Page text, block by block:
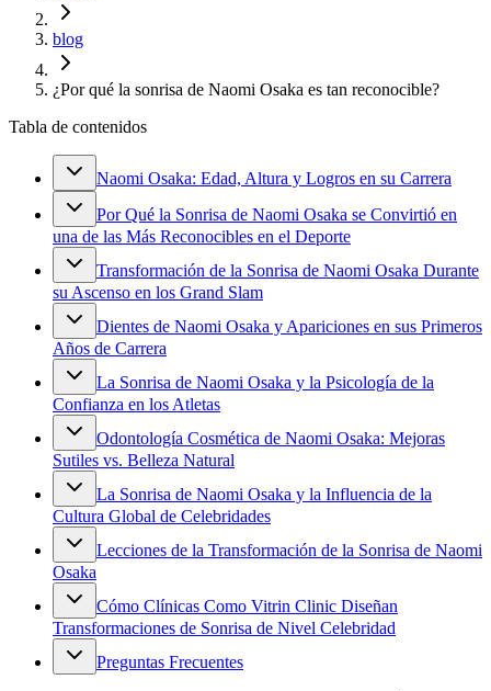
blog
¿Por qué la sonrisa de Naomi Osaka es tan reconocible?
Tabla de contenidos
Naomi Osaka: Edad, Altura y Logros en su Carrera
Por Qué la Sonrisa de Naomi Osaka se Convirtió en
una de las Más Reconocibles en el Deporte
Transformación de la Sonrisa de Naomi Osaka Durante
su Ascenso en los Grand Slam
Dientes de Naomi Osaka y Apariciones en sus Primeros
Años de Carrera
La Sonrisa de Naomi Osaka y la Psicología de la
Confianza en los Atletas
Odontología Cosmética de Naomi Osaka: Mejoras
Sutiles vs. Belleza Natural
La Sonrisa de Naomi Osaka y la Influencia de la
Cultura Global de Celebridades
Lecciones de la Transformación de la Sonrisa de Naomi
Osaka
Cómo Clínicas Como Vitrin Clinic Diseñan
Transformaciones de Sonrisa de Nivel Celebridad
Preguntas Frecuentes